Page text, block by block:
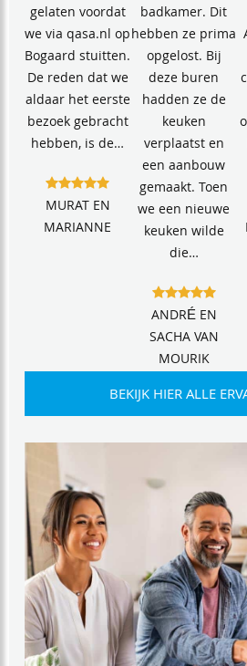
gelaten voordat
we via qasa.nl op
Bogaard stuitten.
De reden dat we
aldaar het eerste
bezoek gebracht
hebben, is de…
MURAT EN
MARIANNE
badkamer. Dit
hebben ze prima
opgelost. Bij
deze buren
hadden ze de
keuken
verplaatst en
een aanbouw
gemaakt. Toen
we een nieuwe
keuken wilde
die…
ANDRÉ EN
SACHA VAN
MOURIK
BEKIJK HIER ALLE